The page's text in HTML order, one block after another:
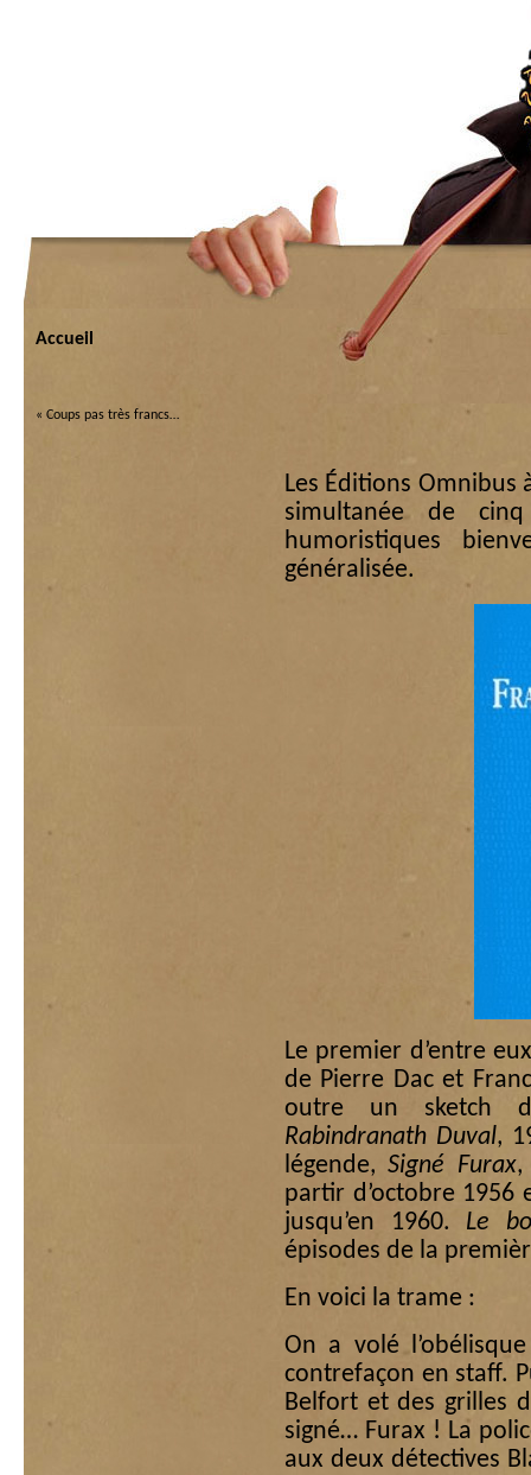
Accueil
« Coups pas très francs…
Les Éditions
simultanée de
humoristiques
généralisée.
Le premier d’entre
de Pierre Dac et
outre un sketch
Rabindranath Duval,
légende,Signé Furax,
partir d’octobre 1956
jusqu’en 1960. Le
épisodes de la
En voici la trame :
On a volé
contrefaçon en staff.
Belfort et des grilles
signé… Furax ! La
aux deux détectives